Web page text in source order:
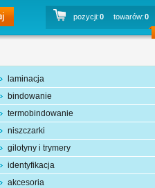
pozycji:0 towarów:0
laminacja
bindowanie
termobindowanie
niszczarki
gilotyny i trymery
identyfikacja
akcesoria